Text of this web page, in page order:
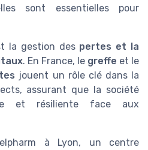
sont essentielles pour
la gestion des pertes et la
. En France, le greffe et le
jouent un rôle clé dans la
assurant que la société
et résiliente face aux
à Lyon, un centre